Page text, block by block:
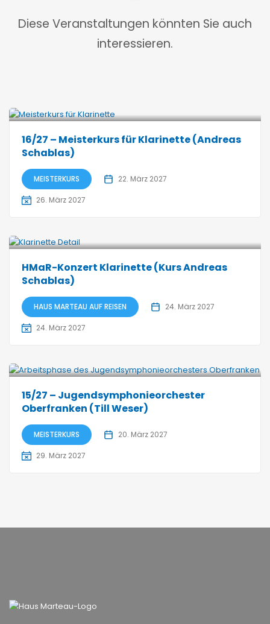
Diese Veranstaltungen könnten Sie auch
interessieren.
16/27 – Meisterkurs für Klarinette (Andreas
Schablas)
MEISTERKURS 22. März 2027
26. März 2027
HMaR-Konzert Klarinette (Kurs Andreas
Schablas)
HAUS MARTEAU AUF REISEN 24. März 2027
24. März 2027
15/27 – Jugendsymphonieorchester
Oberfranken (Till Weser)
MEISTERKURS 20. März 2027
29. März 2027